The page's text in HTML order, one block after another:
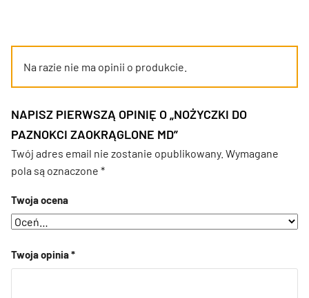
Na razie nie ma opinii o produkcie.
NAPISZ PIERWSZĄ OPINIĘ O „NOŻYCZKI DO
PAZNOKCI ZAOKRĄGLONE MD”
Twój adres email nie zostanie opublikowany. Wymagane
pola są oznaczone *
Twoja ocena
Twoja opinia*